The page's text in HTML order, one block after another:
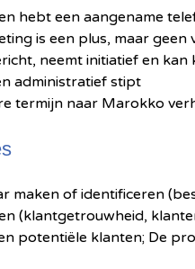
hebt een aangename
is een plus, maar geen
neemt initiatief en kan
administratief stipt
termijn naar Marokko
maken of identificeren
(klantgetrouwheid,
potentiële klanten; De